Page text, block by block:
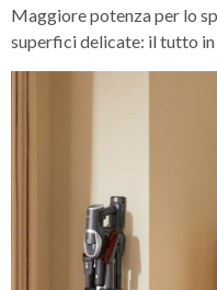
Maggiore potenza per lo
superfici delicate: il tutto